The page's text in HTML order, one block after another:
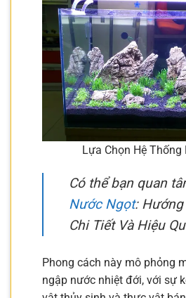
Lựa Chọn Hệ Thống
Có thể bạn quan
Nước Ngọt:
Chi Tiết Và Hiệu
Phong cách này mô phỏng
ngập nước nhiệt đới, với sự